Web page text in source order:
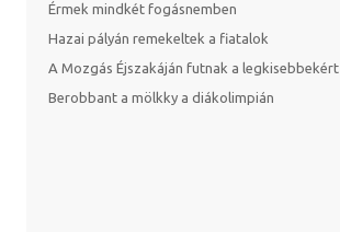
Érmek mindkét fogásnemben
Hazai pályán remekeltek a fiatalok
A Mozgás Éjszakáján futnak a legkisebbekért
Berobbant a mölkky a diákolimpián